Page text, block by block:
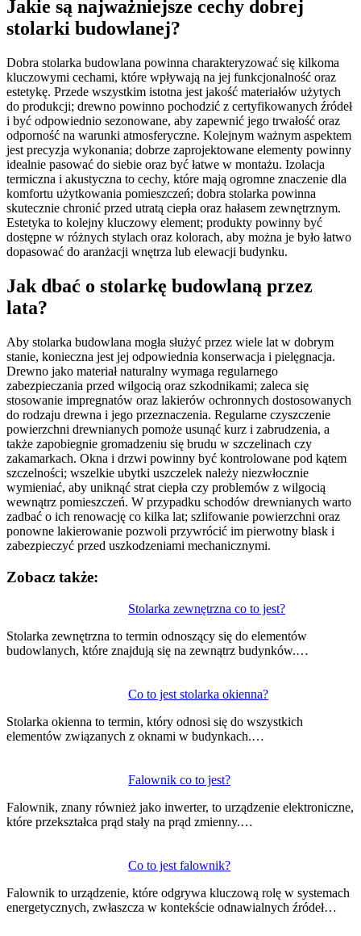
Jakie są najważniejsze cechy dobrej
stolarki budowlanej?
Dobra stolarka budowlana powinna charakteryzować się kilkoma
kluczowymi cechami, które wpływają na jej funkcjonalność oraz
estetykę. Przede wszystkim istotna jest jakość materiałów użytych
do produkcji; drewno powinno pochodzić z certyfikowanych źródeł
i być odpowiednio sezonowane, aby zapewnić jego trwałość oraz
odporność na warunki atmosferyczne. Kolejnym ważnym aspektem
jest precyzja wykonania; dobrze zaprojektowane elementy powinny
idealnie pasować do siebie oraz być łatwe w montażu. Izolacja
termiczna i akustyczna to cechy, które mają ogromne znaczenie dla
komfortu użytkowania pomieszczeń; dobra stolarka powinna
skutecznie chronić przed utratą ciepła oraz hałasem zewnętrznym.
Estetyka to kolejny kluczowy element; produkty powinny być
dostępne w różnych stylach oraz kolorach, aby można je było łatwo
dopasować do aranżacji wnętrza lub elewacji budynku.
Jak dbać o stolarkę budowlaną przez
lata?
Aby stolarka budowlana mogła służyć przez wiele lat w dobrym
stanie, konieczna jest jej odpowiednia konserwacja i pielęgnacja.
Drewno jako materiał naturalny wymaga regularnego
zabezpieczania przed wilgocią oraz szkodnikami; zaleca się
stosowanie impregnatów oraz lakierów ochronnych dostosowanych
do rodzaju drewna i jego przeznaczenia. Regularne czyszczenie
powierzchni drewnianych pomoże usunąć kurz i zabrudzenia, a
także zapobiegnie gromadzeniu się brudu w szczelinach czy
zakamarkach. Okna i drzwi powinny być kontrolowane pod kątem
szczelności; wszelkie ubytki uszczelek należy niezwłocznie
wymieniać, aby uniknąć strat ciepła czy problemów z wilgocią
wewnątrz pomieszczeń. W przypadku schodów drewnianych warto
zadbać o ich renowację co kilka lat; szlifowanie powierzchni oraz
ponowne lakierowanie pozwoli przywrócić im pierwotny blask i
zabezpieczyć przed uszkodzeniami mechanicznymi.
Zobacz także:
Stolarka zewnętrzna co to jest?
Stolarka zewnętrzna to termin odnoszący się do elementów
budowlanych, które znajdują się na zewnątrz budynków.…
Co to jest stolarka okienna?
Stolarka okienna to termin, który odnosi się do wszystkich
elementów związanych z oknami w budynkach.…
Falownik co to jest?
Falownik, znany również jako inwerter, to urządzenie elektroniczne,
które przekształca prąd stały na prąd zmienny.…
Co to jest falownik?
Falownik to urządzenie, które odgrywa kluczową rolę w systemach
energetycznych, zwłaszcza w kontekście odnawialnych źródeł…
wpisu